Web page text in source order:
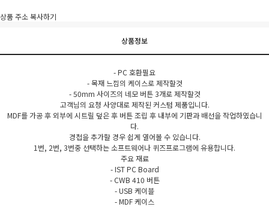
상품 주소 복사하기
상품정보
- PC 호환필요
- 목재 느낌의 케이스로 제작할것
- 50mm 사이즈의 네모 버튼 3개로 제작할것
고객님의 요청 사양대로 제작된 커스텀 제품입니다.
MDF를 가공 후 외부에 시트릴 덮은 후 버튼 조립 후 내부에 기판과 배선을 작업하였습니
다.
경첩을 추가할 경우 쉽게 열어볼 수 있습니다.
1번, 2번, 3번중 선택하는 소프트웨어나 퀴즈프로그램에 유용합니다.
주요 재료
- IST PC Board
- CWB 410 버튼
- USB 케이블
- MDF 케이스